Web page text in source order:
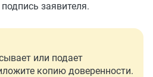
заявителя.
или подает
копию доверенности.